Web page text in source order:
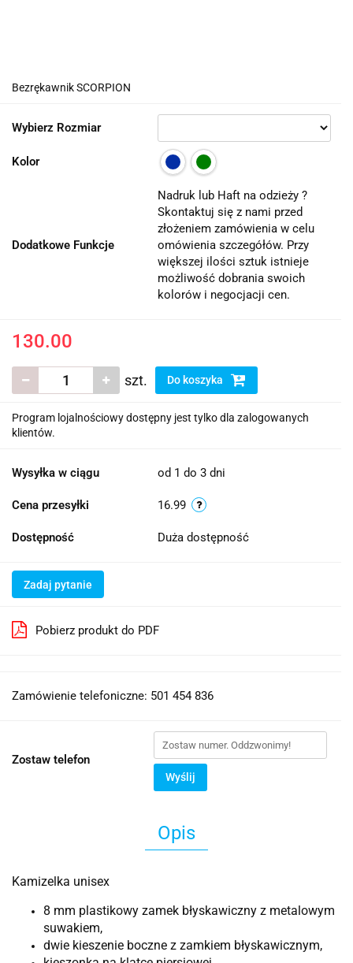
Bezrękawnik SCORPION
Wybierz Rozmiar
Kolor
Dodatkowe Funkcje
Nadruk lub Haft na odzieży ?
Skontaktuj się z nami przed
złożeniem zamówienia w celu
omówienia szczegółów. Przy
większej ilości sztuk istnieje
możliwość dobrania swoich
kolorów i negocjacji cen.
130.00
szt. Do koszyka
Program lojalnościowy dostępny jest tylko dla zalogowanych
klientów.
Wysyłka w ciągu od 1 do 3 dni
Cena przesyłki 16.99
Dostępność Duża dostępność
Zadaj pytanie
Pobierz produkt do PDF
Zamówienie telefoniczne: 501 454 836
Zostaw telefon
Wyślij
Opis
Kamizelka unisex
8 mm plastikowy zamek błyskawiczny z metalowym
suwakiem,
dwie kieszenie boczne z zamkiem błyskawicznym,